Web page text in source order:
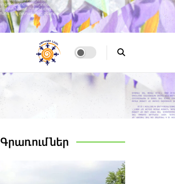
Գրառումներ